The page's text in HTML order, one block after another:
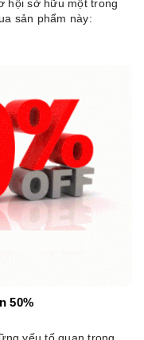
hội sở hữu một trong
sản phẩm này:
50%